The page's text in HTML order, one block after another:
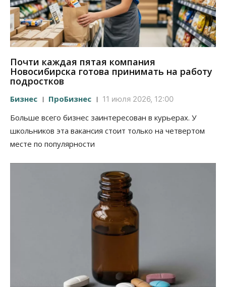
Почти каждая пятая компания
Новосибирска готова принимать на работу
подростков
Бизнес ПроБизнес 11 июля 2026, 12:00
Больше всего бизнес заинтересован в курьерах. У
школьников эта вакансия стоит только на четвертом
месте по популярности